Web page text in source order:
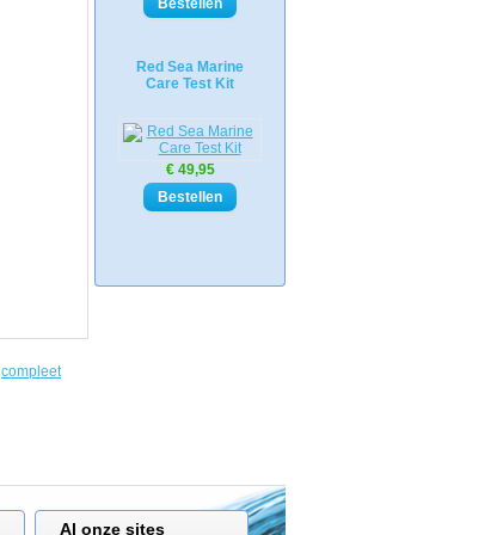
Red Sea Marine
Care Test Kit
€ 49,95
compleet
Al onze sites